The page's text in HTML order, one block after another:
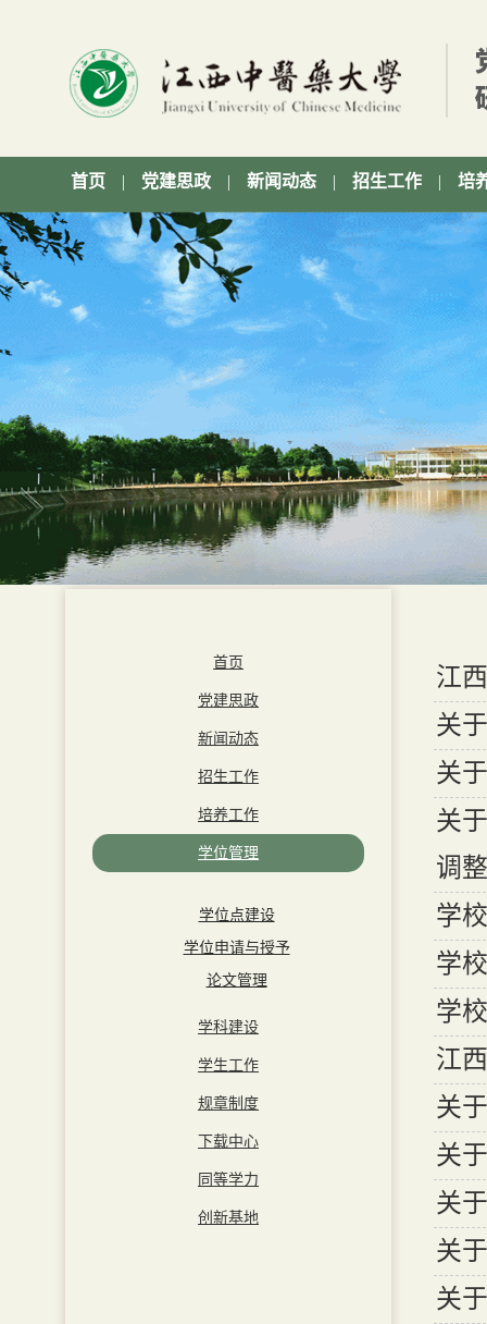
首页 | 党建思政 | 新闻动态 | 招生工作 | 培
首页
党建思政
新闻动态
招生工作
培养工作
学位管理
学位点建设
学位申请与授予
论文管理
学科建设
学生工作
规章制度
下载中心
同等学力
创新基地
江
关
关
关
调
学
学
学
江
关
关
关
关
关